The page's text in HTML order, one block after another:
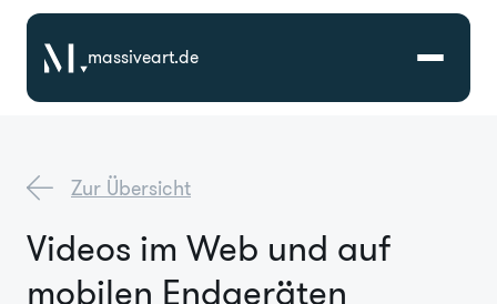
massiveart.de
Referenzen
Zur Übersicht
Videos im Web und auf
mobilen Endgeräten